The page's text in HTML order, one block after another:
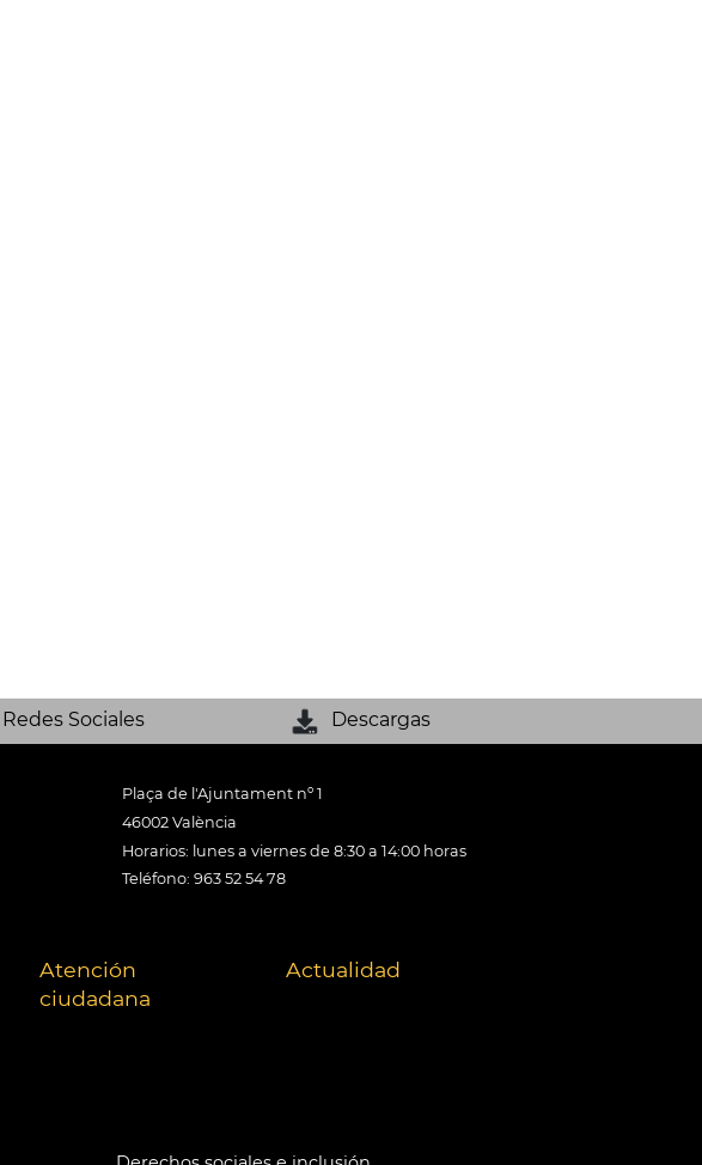
Redes Sociales Descargas
Plaça de l'Ajuntament nº 1
46002 València
Horarios: lunes a viernes de 8:30 a 14:00 horas
Teléfono: 963 52 54 78
Atención
ciudadana
Actualidad